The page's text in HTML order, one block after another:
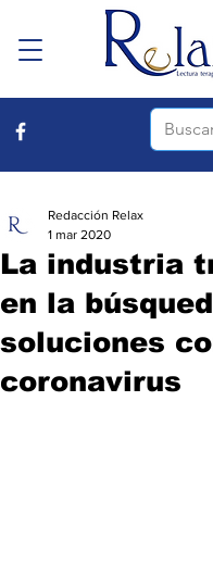
La industria
en la
soluciones
coronavirus
Redacción Relax
1 mar 2020